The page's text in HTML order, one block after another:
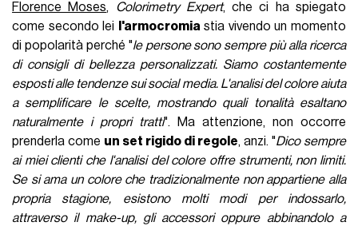
Florence Moses, Colorimetry Expert, che ci ha spiegato
come secondo lei
l'armocromia stia vivendo un momento
di popolarità perché "le persone sono sempre più alla ricerca
di consigli di bellezza personalizzati. Siamo costantemente
esposti alle tendenze sui social media. L'analisi del colore aiuta
a semplificare le scelte, mostrando quali tonalità esaltano
naturalmente i propri tratti". Ma attenzione, non occorre
prenderla come un set rigido di regole, anzi. "Dico sempre
ai miei clienti che l'analisi del colore offre strumenti, non limiti.
Se si ama un colore che tradizionalmente non appartiene alla
propria stagione, esistono molti modi per indossarlo,
attraverso il make-up, gli accessori oppure abbinandolo a